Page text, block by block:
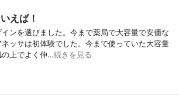
えば！
ンを選びました。今まで薬局で大容量で安価な
ッサは初体験でした。今まで使っていた大容量
の上でよく伸…続きを見る